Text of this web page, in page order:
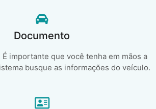
Documento
importante que você tenha em mãos a
busque as informações do veículo.